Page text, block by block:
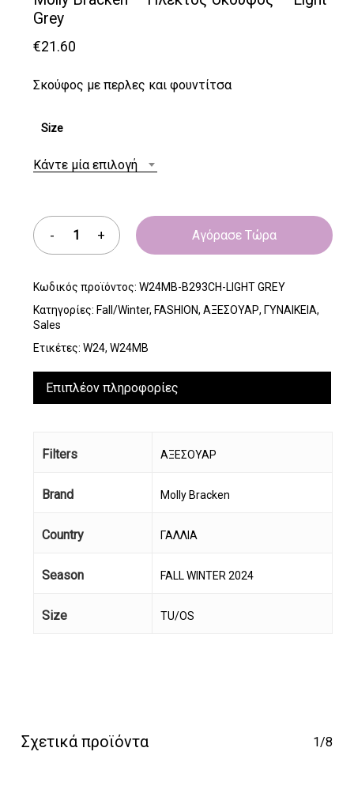
Grey
€21.60
Σκούφος με περλες και φουντίτσα
Size
Κάντε μία επιλογή
Αγόρασε Τώρα
Κωδικός προϊόντος: W24MB-B293CH-LIGHT GREY
Κατηγορίες: Fall/Winter, FASHION, ΑΞΕΣΟΥΑΡ, ΓΥΝΑΙΚΕΙΑ,
Sales
Ετικέτες: W24, W24MB
Επιπλέον πληροφορίες
Filters ΑΞΕΣΟΥΑΡ
Brand Molly Bracken
Country ΓΑΛΛΙΑ
Season FALL WINTER 2024
Size TU/OS
Σχετικά προϊόντα 1/8